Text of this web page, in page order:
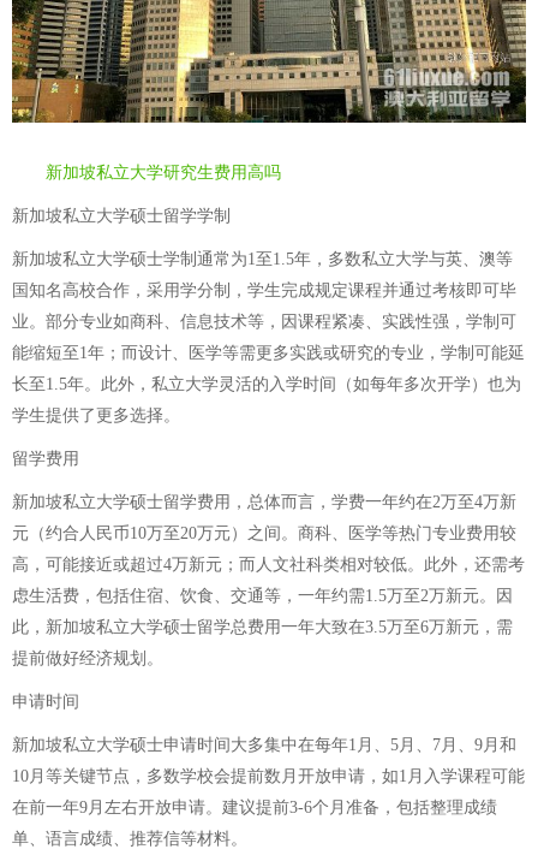
新加坡私立大学研究生费用高吗
新加坡私立大学硕士留学学制
新加坡私立大学硕士学制通常为1至1.5年，多数私立大学与英、澳等
国知名高校合作，采用学分制，学生完成规定课程并通过考核即可毕
业。部分专业如商科、信息技术等，因课程紧凑、实践性强，学制可
能缩短至1年；而设计、医学等需更多实践或研究的专业，学制可能延
长至1.5年。此外，私立大学灵活的入学时间（如每年多次开学）也为
学生提供了更多选择。
留学费用
新加坡私立大学硕士留学费用，总体而言，学费一年约在2万至4万新
元（约合人民币10万至20万元）之间。商科、医学等热门专业费用较
高，可能接近或超过4万新元；而人文社科类相对较低。此外，还需考
虑生活费，包括住宿、饮食、交通等，一年约需1.5万至2万新元。因
此，新加坡私立大学硕士留学总费用一年大致在3.5万至6万新元，需
提前做好经济规划。
申请时间
新加坡私立大学硕士申请时间大多集中在每年1月、5月、7月、9月和
10月等关键节点，多数学校会提前数月开放申请，如1月入学课程可能
在前一年9月左右开放申请。建议提前3-6个月准备，包括整理成绩
单、语言成绩、推荐信等材料。